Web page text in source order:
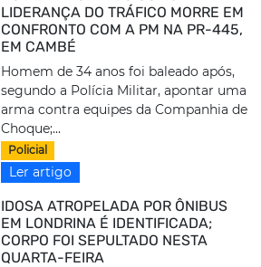
LIDERANÇA DO TRÁFICO MORRE EM
CONFRONTO COM A PM NA PR-445,
EM CAMBÉ
Homem de 34 anos foi baleado após,
segundo a Polícia Militar, apontar uma
arma contra equipes da Companhia de
Choque;...
Policial
Ler artigo
IDOSA ATROPELADA POR ÔNIBUS
EM LONDRINA É IDENTIFICADA;
CORPO FOI SEPULTADO NESTA
QUARTA-FEIRA